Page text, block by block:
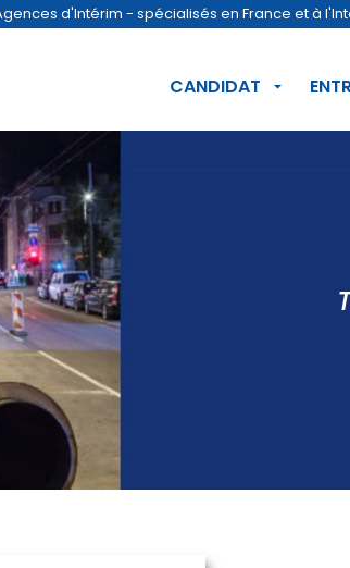
d'Intérim - spécialisés en France et à
CANDIDAT